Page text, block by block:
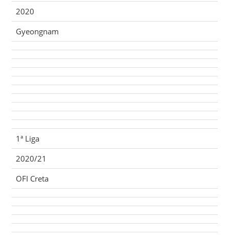
2020
Gyeongnam
1ª Liga
2020/21
OFI Creta